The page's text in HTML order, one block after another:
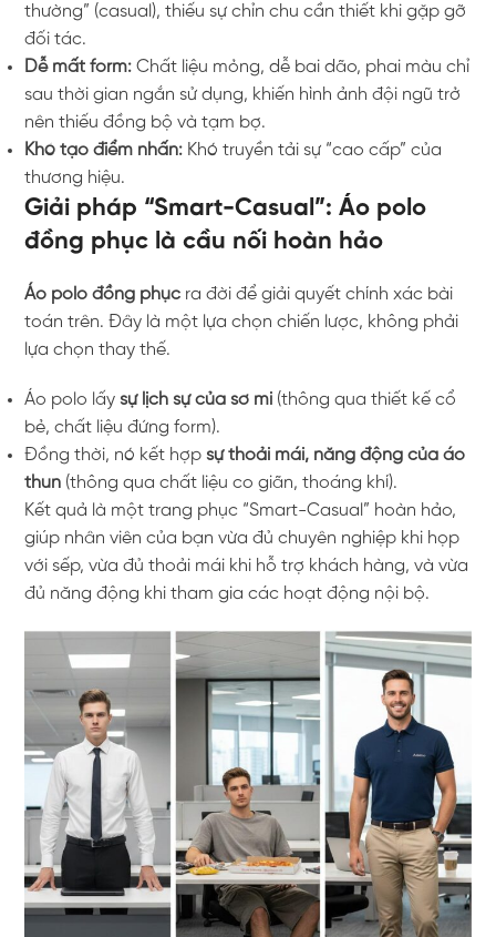
thường” (casual), thiếu sự chỉn chu cần thiết khi gặp gỡ
đối tác.
Dễ mất form: Chất liệu mỏng, dễ bai dão, phai màu chỉ
sau thời gian ngắn sử dụng, khiến hình ảnh đội ngũ trở
nên thiếu đồng bộ và tạm bợ.
Khó tạo điểm nhấn: Khó truyền tải sự “cao cấp” của
thương hiệu.
Giải pháp “Smart-Casual”: Áo polo
đồng phục là cầu nối hoàn hảo
Áo polo đồng phục ra đời để giải quyết chính xác bài
toán trên. Đây là một lựa chọn chiến lược, không phải
lựa chọn thay thế.
Áo polo lấysự lịch sự của sơ mi (thông qua thiết kế cổ
bẻ, chất liệu đứng form).
Đồng thời, nó kết hợpsự thoải mái, năng động của áo
thun (thông qua chất liệu co giãn, thoáng khí).
Kết quả là một trang phục “Smart-Casual” hoàn hảo,
giúp nhân viên của bạn vừa đủ chuyên nghiệp khi họp
với sếp, vừa đủ thoải mái khi hỗ trợ khách hàng, và vừa
đủ năng động khi tham gia các hoạt động nội bộ.